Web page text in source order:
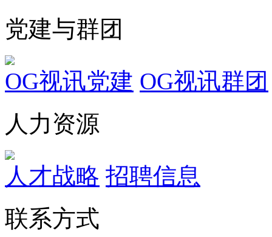
党建与群团
OG视讯党建 OG视讯群团
人力资源
人才战略 招聘信息
联系方式